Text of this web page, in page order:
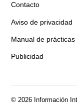
Contacto
Aviso de privacidad
Manual de prácticas
Publicidad
© 2026 Información